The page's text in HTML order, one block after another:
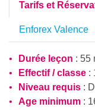
Tarifs et
Enforex Valence
Durée leçon : 55
Effectif / classe :
Niveau requis :
Age minimum :